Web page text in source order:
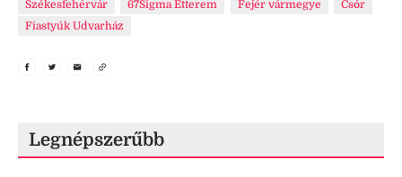
Székesfehérvár 67Sigma Étterem Fejér vármegye
Csór
Fiastyúk Udvarház
Legnépszerűbb